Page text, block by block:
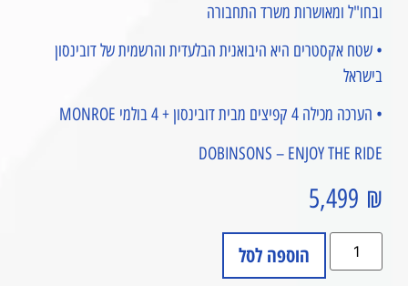
ובחו"ל ומאושרות משרד התחבורה
• שטח אקסטרים היא היבואנית הבלעדית והרשמית של דובינסון
בישראל
• הערכה מכילה 4 קפיצים מבית דובינסון + 4 בולמי MONROE
DOBINSONS – ENJOY THE RIDE
5,499 ₪
הוספה לסל